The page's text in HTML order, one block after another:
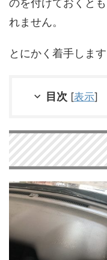
のを付けておくと
れません。
とにかく着手します
目次 [表示]